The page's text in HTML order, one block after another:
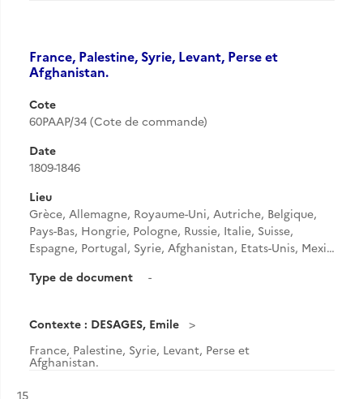
France, Palestine, Syrie, Levant, Perse et
Afghanistan.
Cote
60PAAP/34 (Cote de commande)
Date
1809-1846
Lieu
Grèce, Allemagne, Royaume-Uni, Autriche, Belgique,
Pays-Bas, Hongrie, Pologne, Russie, Italie, Suisse,
Espagne, Portugal, Syrie, Afghanistan, Etats-Unis, Mexi…
Type de document
-
Contexte : DESAGES, Emile
France, Palestine, Syrie, Levant, Perse et
Afghanistan.
Résultat n°
15